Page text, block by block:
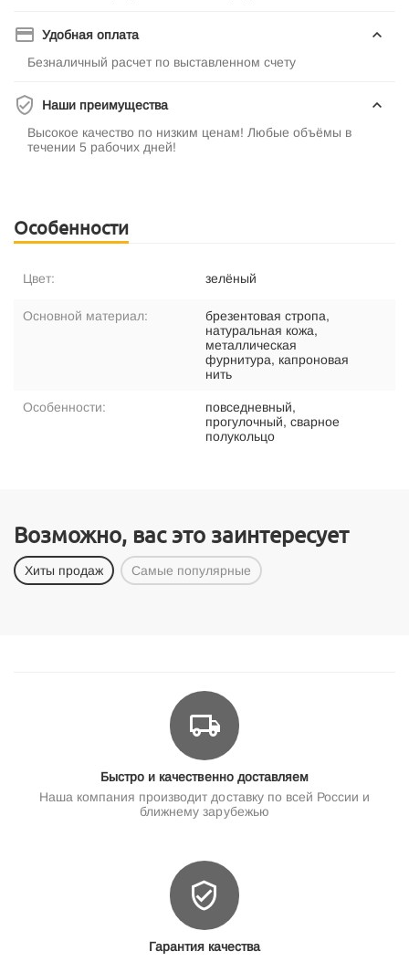
Удобная оплата
Безналичный расчет по выставленном счету
Наши преимущества
Высокое качество по низким ценам! Любые объёмы в
течении 5 рабочих дней!
Особенности
Цвет: зелёный
Основной материал:
брезентовая стропа,
натуральная кожа,
металлическая
фурнитура, капроновая
нить
Особенности:
повседневный,
прогулочный, сварное
полукольцо
Возможно, вас это заинтересует
Хиты продаж Самые популярные
Быстро и качественно доставляем
Наша компания производит доставку по всей России и
ближнему зарубежью
Гарантия качества